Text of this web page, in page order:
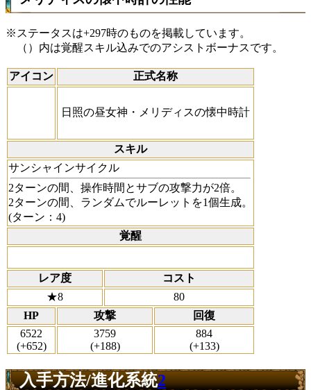
※ステータスは+297時のものを掲載しています。
（）内は覚醒スキル込みでのアシストボーナスです。
アイコン 正式名称
日照の昼女神・メリディスの懐中時計
スキル
サンシャインサイクル
2ターンの間、操作時間とサブの攻撃力が2倍。
2ターンの間、ランダムでルーレットを1個生成。
(ターン：4)
覚醒
レア度
コスト
★8
80
HP
攻撃
回復
6522
(+652)
3759
(+188)
884
(+133)
入手方法/進化系統2